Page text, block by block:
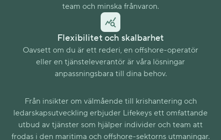
team och minska frånvaron.
Flexibilitet och skalbarhet
Oavsett om du är ett rederi, en offshore-operatör
eller en tjänsteleverantör är våra lösningar
anpassningsbara till dina behov.
Från insikter om välmående till krishantering och
ledarskapsutveckling erbjuder Lifekeys ett omfattande
utbud av tjänster som hjälper individer och team att
frodas i den maritima och offshore-sektorns utmaningar.